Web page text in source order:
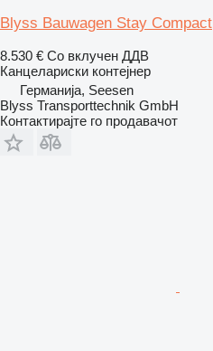
Blyss Bauwagen Stay Compact
8.530 € Со вклучен ДДВ
Канцелариски контејнер
Германија, Seesen
Blyss Transporttechnik GmbH
Контактирајте го продавачот